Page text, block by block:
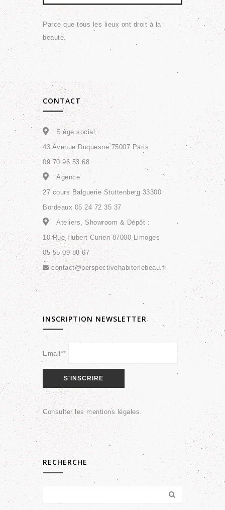
Parce que tous les lieux ont droit à la
beauté.
CONTACT
Siège social :
43 Avenue Duquesne 75007 Paris
09 70 96 53 68
Agence :
27 cours Balguerie Stuttenberg 33300
Bordeaux 05 24 72 35 37
Ateliers, Showroom & Dépôt :
10 Rue Hubert Curien 87000 Limoges
05 55 09 88 67
contact@perspectivehabiterlebeau.fr
INSCRIPTION NEWSLETTER
Email**
Consulter lesmentions légales.
RECHERCHE